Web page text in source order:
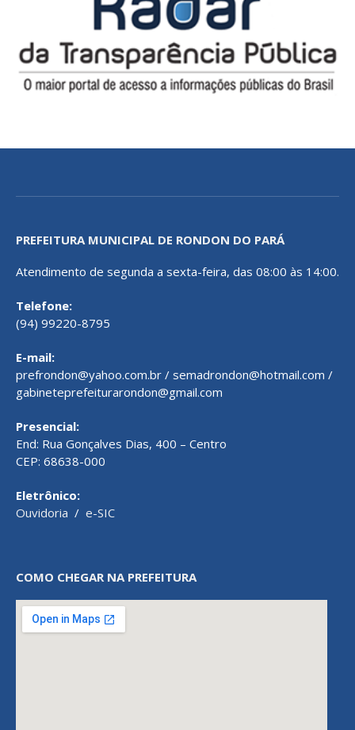
PREFEITURA MUNICIPAL DE RONDON DO PARÁ
Atendimento de segunda a sexta-feira, das 08:00 às 14:00.
Telefone:
(94) 99220-8795
E-mail:
prefrondon@yahoo.com.br / semadrondon@hotmail.com /
gabineteprefeiturarondon@gmail.com
Presencial:
End: Rua Gonçalves Dias, 400 – Centro
CEP: 68638-000
Eletrônico:
Ouvidoria / e-SIC
COMO CHEGAR NA PREFEITURA